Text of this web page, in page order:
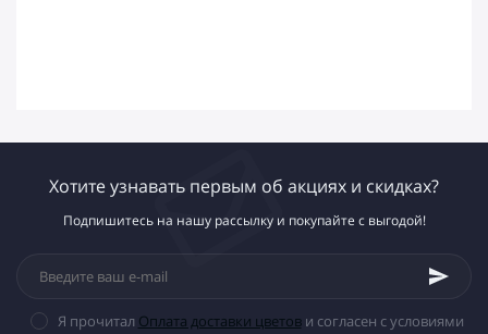
Хотите узнавать первым об акциях и скидках?
Подпишитесь на нашу рассылку и покупайте с выгодой!
Я прочитал Оплата доставки цветови согласен с условиями